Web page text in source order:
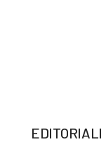
EDITORIALI